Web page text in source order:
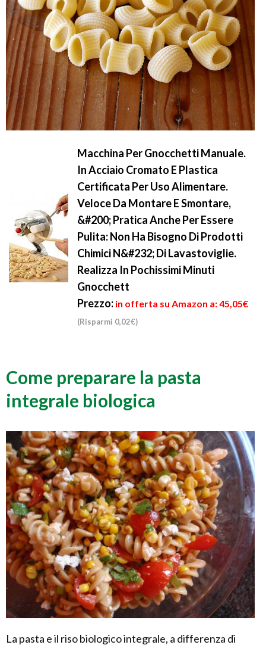
Macchina Per Gnocchetti Manuale.
In Acciaio Cromato E Plastica
Certificata Per Uso Alimentare.
Veloce Da Montare E Smontare,
&#200; Pratica Anche Per Essere
Pulita: Non Ha Bisogno Di Prodotti
Chimici N&#232; Di Lavastoviglie.
Realizza In Pochissimi Minuti
Gnocchett
Prezzo: in offerta su Amazon a: 45,05€
(Risparmi 0,02€)
Come preparare la pasta
integrale biologica
La pasta e il riso biologico integrale, a differenza di